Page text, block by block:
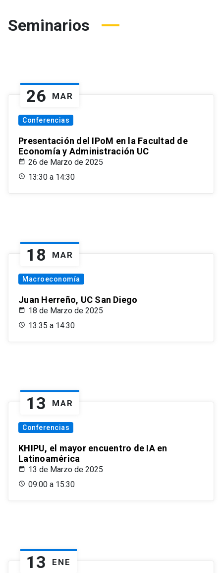
Seminarios
26 MAR
Conferencias
Presentación del IPoM en la Facultad de
Economía y Administración UC
26 de Marzo de 2025
13:30 a 14:30
18 MAR
Macroeconomía
Juan Herreño, UC San Diego
18 de Marzo de 2025
13:35 a 14:30
13 MAR
Conferencias
KHIPU, el mayor encuentro de IA en
Latinoamérica
13 de Marzo de 2025
09:00 a 15:30
13 ENE